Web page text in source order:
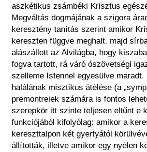
aszkétikus zsámbéki Krisztus
Megváltás dogmájának a szigora
keresztény tanítás szerint amikor
kereszten függve meghalt, majd
alászállott az Alvilágba, hogy
fogva tartott, rá váró ószövetségi
szelleme Istennel egyesülve maradt.
halálának misztikus átélése (a
premontreiek számára is fontos
szerepkör itt szinte teljesen eltűnt e
funkciójából kifolyólag: amikor a
kereszttalpon két gyertyától
állították, illetve amikor egy nyélen